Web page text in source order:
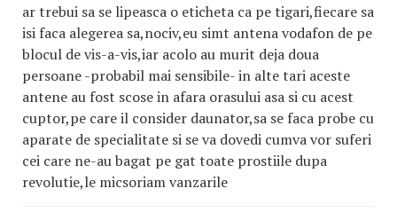
ar trebui sa se lipeasca o eticheta ca pe tigari,fiecare sa
isi faca alegerea sa,nociv,eu simt antena vodafon de pe
blocul de vis-a-vis,iar acolo au murit deja doua
persoane -probabil mai sensibile- in alte tari aceste
antene au fost scose in afara orasului asa si cu acest
cuptor,pe care il consider daunator,sa se faca probe cu
aparate de specialitate si se va dovedi cumva vor suferi
cei care ne-au bagat pe gat toate prostiile dupa
revolutie,le micsoriam vanzarile